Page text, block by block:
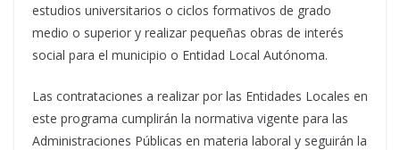
estudios universitarios o ciclos formativos de grado
medio o superior y realizar pequeñas obras de interés
social para el municipio o Entidad Local Autónoma.
Las contrataciones a realizar por las Entidades Locales en
este programa cumplirán la normativa vigente para las
Administraciones Públicas en materia laboral y seguirán la